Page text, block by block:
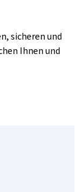
sicheren und
Ihnen und